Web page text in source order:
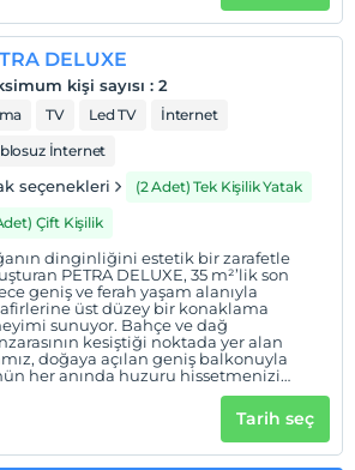
arada arayan misafirlerimiz için
bir tercih.
DELUXE
kişi sayısı : 2
TV Led TV
İnternet
İnternet
seçenekleri
(2 Adet) Tek Kişilik Yatak
Çift Kişilik
dinginliğini estetik bir zarafetle
PETRA DELUXE, 35 m²’lik son
geniş ve ferah yaşam alanıyla
üst düzey bir konaklama
sunuyor. Bahçe ve dağ
kesiştiği noktada yer alan
doğaya açılan geniş balkonuyla
her anında huzuru hissetmenizi
Sabahları kuş sesleri eşliğinde güne
şık detaylarla donatılmış
atmosfer; konfor, ferahlık ve doğallığı
arada arayan misafirlerimiz için
bir tercih.
Tarih seç